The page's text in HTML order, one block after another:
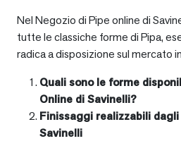
Nel Negozio di Pipe online di
tutte le classiche forme di Pipa,
radica a disposizione sul mercato
Quali sono le forme
Online di Savinelli?
Finissaggi realizzabili
Savinelli